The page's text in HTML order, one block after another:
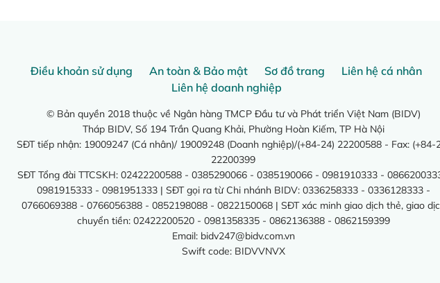
Điều khoản sử dụng An toàn & Bảo mật Sơ đồ trang
Liên hệ cá nhân
Liên hệ doanh nghiệp
© Bản quyền 2018 thuộc về Ngân hàng TMCP Đầu tư và Phát triển Việt Nam (BIDV)
Tháp BIDV, Số 194 Trần Quang Khải, Phường Hoàn Kiếm, TP Hà Nội
SĐT tiếp nhận: 19009247 (Cá nhân)/ 19009248 (Doanh nghiệp)/(+84-24) 22200588 - Fax: (+84-
22200399
SĐT Tổng đài TTCSKH: 02422200588 - 0385290066 - 0385190066 - 0981910333 -
0981915333 - 0981951333 | SĐT gọi ra từ Chi nhánh BIDV: 0336258333 - 0336128333 -
0766069388 - 0766056388 - 0852198088 - 0822150068 | SĐT xác minh giao dịch thẻ, giao
chuyển tiền: 02422200520 - 0981358335 - 0862136388 - 0862159399
Email: bidv247@bidv.com.vn
Swift code: BIDVVNVX